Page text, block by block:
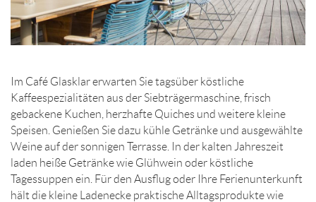
Im Café Glasklar erwarten Sie tagsüber köstliche
Kaffeespezialitäten aus der Siebträgermaschine, frisch
gebackene Kuchen, herzhafte Quiches und weitere kleine
Speisen. Genießen Sie dazu kühle Getränke und ausgewählte
Weine auf der sonnigen Terrasse. In der kalten Jahreszeit
laden heiße Getränke wie Glühwein oder köstliche
Tagessuppen ein. Für den Ausflug oder Ihre Ferienunterkunft
hält die kleine Ladenecke praktische Alltagsprodukte wie